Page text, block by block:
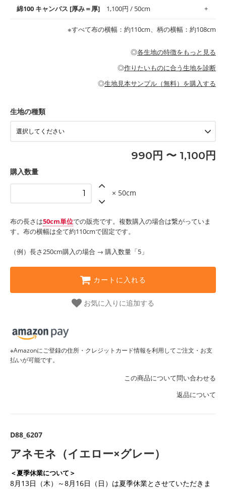
・布団カバーなどの寝具、カーテン
・スタイ、おくるみなどのベビーグッズ
・ブラウス、チュニック、ワンピースなどの洋服
・パジャマなどの寝具
・ブラウス、シャツ、チュニックなどのトップス
コットン75％リネン25％の当店のビエラ生地は、オックス生地よ
りもふんわりとした柔らかい質感と適度な落ち感を感じられるの
綾織りの生地です。しっかりとした張りと厚みがありながらも柔
らかいのが特徴です。生地の厚みは中厚手です。1枚でも透け感
・カーテン、エプロン、テーブルクロスなどの暮らしのアイテム
・パンツ、タックスカートなどのボトムス
もっと詳しく見る
綿100 キャンバス [厚み＝厚] 1,100円 / 50cm
耐久性があります。トートバッグ・ポーチ・ペンケースなどの布
小物、インテリア用品に向いています。
・工作用エプロン
もっと詳しく見る
※すべて布の横幅：約110cm、柄の横幅：約108cm
◎各生地の特徴をもっと見る
◎作りたいものに合う生地を診断
◎生地見本サンプル（無料）を購入する
生地の種類
990円 〜 1,100円
購入数量
× 50cm
布の長さは50cm単位での販売です。複数購入の場合は繋がっていま
す。布の横幅は全て約110cmで固定です。
（例）長さ250cm購入の場合 → 購入数量「5」
カートに入れる
お気に入りに追加する
※Amazonにご登録の住所・クレジットカード情報を利用してご注文・お支
払いが可能です。
この商品について問い合わせる
返品について
D88_6207
アネモネ（イエロー×グレー）
＜夏季休業について＞
8月13日（木）～8月16日（日）は夏季休業とさせていただきま